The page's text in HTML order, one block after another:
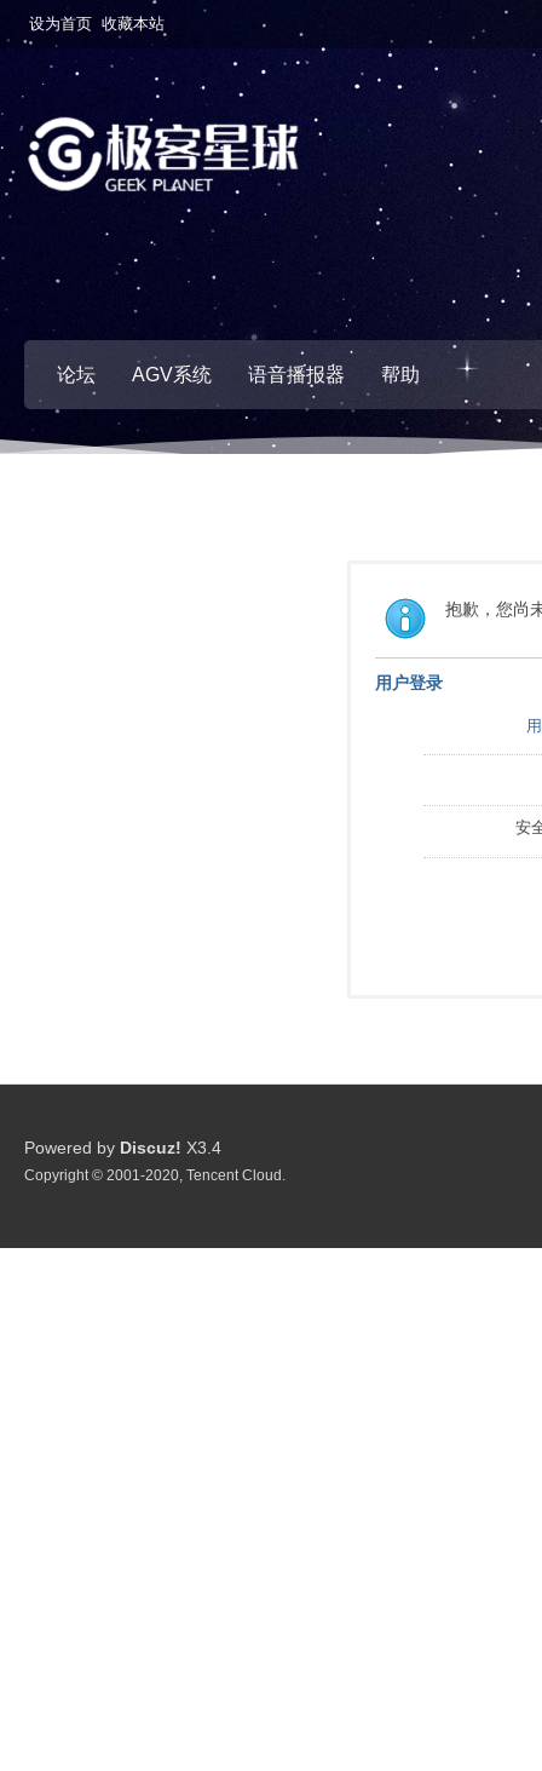
设为首页 收藏本站
论坛 AGV系统 语音播报器 帮助
抱歉，您尚
用户登录
安
Powered by Discuz! X3.4
Copyright © 2001-2020, Tencent Cloud.